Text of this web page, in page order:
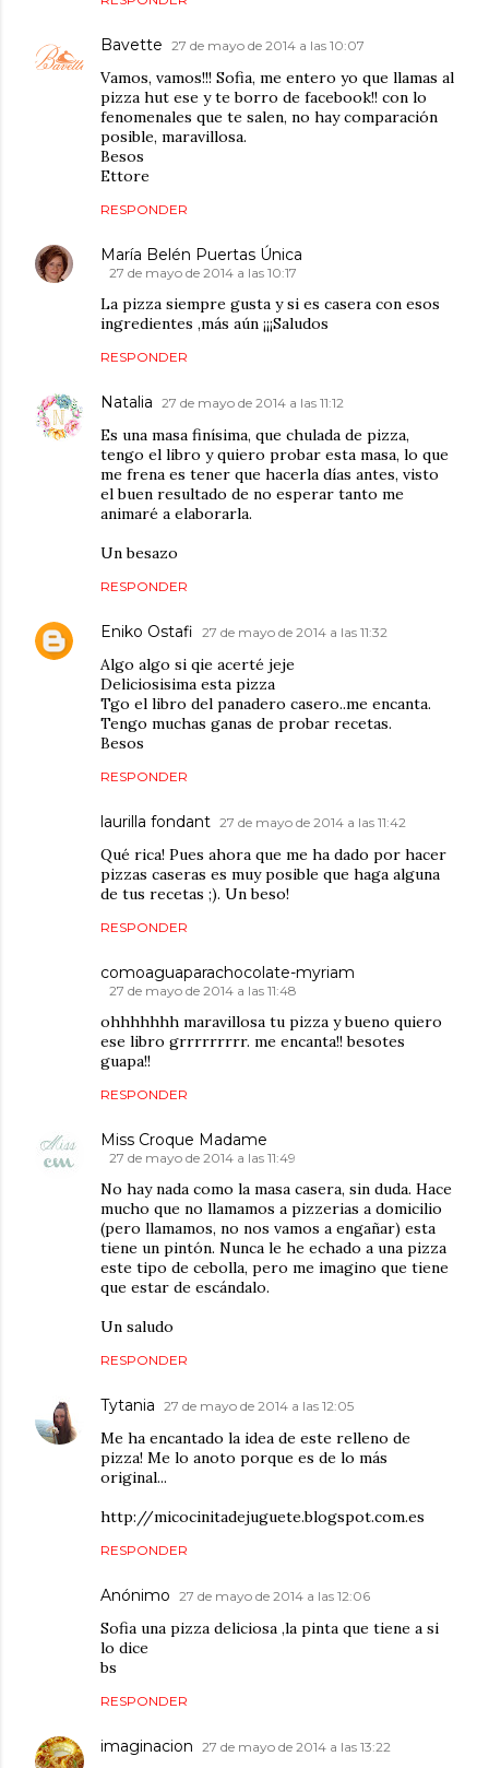
Bavette 27 de mayo de 2014 a las 10:07
Vamos, vamos!!! Sofia, me entero yo que llamas al
pizza hut ese y te borro de facebook!! con lo
fenomenales que te salen, no hay comparación
posible, maravillosa.
Besos
Ettore
RESPONDER
María Belén Puertas Única
27 de mayo de 2014 a las 10:17
La pizza siempre gusta y si es casera con esos
ingredientes ,más aún ¡¡¡Saludos
RESPONDER
Natalia 27 de mayo de 2014 a las 11:12
Es una masa finísima, que chulada de pizza,
tengo el libro y quiero probar esta masa, lo que
me frena es tener que hacerla días antes, visto
el buen resultado de no esperar tanto me
animaré a elaborarla.
Un besazo
RESPONDER
Eniko Ostafi 27 de mayo de 2014 a las 11:32
Algo algo si qie acerté jeje
Deliciosisima esta pizza
Tgo el libro del panadero casero..me encanta.
Tengo muchas ganas de probar recetas.
Besos
RESPONDER
laurilla fondant 27 de mayo de 2014 a las 11:42
Qué rica! Pues ahora que me ha dado por hacer
pizzas caseras es muy posible que haga alguna
de tus recetas ;). Un beso!
RESPONDER
comoaguaparachocolate-myriam
27 de mayo de 2014 a las 11:48
ohhhhhhh maravillosa tu pizza y bueno quiero
ese libro grrrrrrrrr. me encanta!! besotes
guapa!!
RESPONDER
Miss Croque Madame
27 de mayo de 2014 a las 11:49
No hay nada como la masa casera, sin duda. Hace
mucho que no llamamos a pizzerias a domicilio
(pero llamamos, no nos vamos a engañar) esta
tiene un pintón. Nunca le he echado a una pizza
este tipo de cebolla, pero me imagino que tiene
que estar de escándalo.
Un saludo
RESPONDER
Tytania 27 de mayo de 2014 a las 12:05
Me ha encantado la idea de este relleno de
pizza! Me lo anoto porque es de lo más
original...
http://micocinitadejuguete.blogspot.com.es
RESPONDER
Anónimo 27 de mayo de 2014 a las 12:06
Sofia una pizza deliciosa ,la pinta que tiene a si
lo dice
bs
RESPONDER
imaginacion 27 de mayo de 2014 a las 13:22